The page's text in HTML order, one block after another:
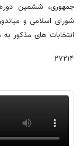
جمهوری، ششمین
شورای اسلامی و
انتخابات های مذکور به
۲۷۲۱۴